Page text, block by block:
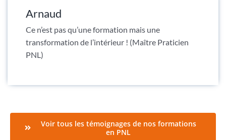
Arnaud
Ce n’est pas qu’une formation mais une
transformation de l’intérieur ! (Maître Praticien
PNL)
Voir tous les témoignages de nos formations
en PNL